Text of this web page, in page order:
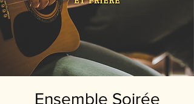
Ensemble Soirée